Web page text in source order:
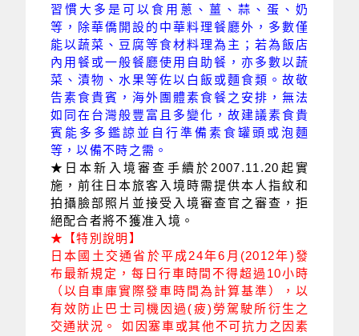
習慣大多是可以食用蔥、薑、蒜、蛋、奶
等，除華僑開設的中華料理餐廳外，多數僅
能以蔬菜、豆腐等食材料理為主；若為飯店
內用餐或一般餐廳使用自助餐，亦多數以蔬
菜、漬物、水果等佐以白飯或麵食類。故敬
告素食貴賓，海外團體素食餐之安排，無法
如同在台灣般豐富且多變化，故建議素食貴
賓能多多鑑諒並自行準備素食罐頭或泡麵
等，以備不時之需。
★日本新入境審查手續於2007.11.20起實
施，前往日本旅客入境時需提供本人指紋和
拍攝臉部照片並接受入境審查官之審查，拒
絕配合者將不獲准入境。
★【特別說明】
日本國土交通省於平成24年6月(2012年)發
布最新規定，每日行車時間不得超過10小時
（以自車庫實際發車時間為計算基準），以
有效防止巴士司機因過(疲)勞駕駛所衍生之
交通狀況。 如因塞車或其他不可抗力之因素